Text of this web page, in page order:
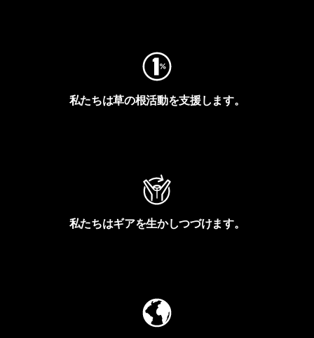
私たちは草の根活動を支援します。
私たちはギアを生かしつづけます。